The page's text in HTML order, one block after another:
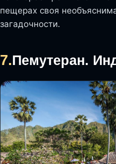
пещерах своя
загадочности.
7.Пемутеран.